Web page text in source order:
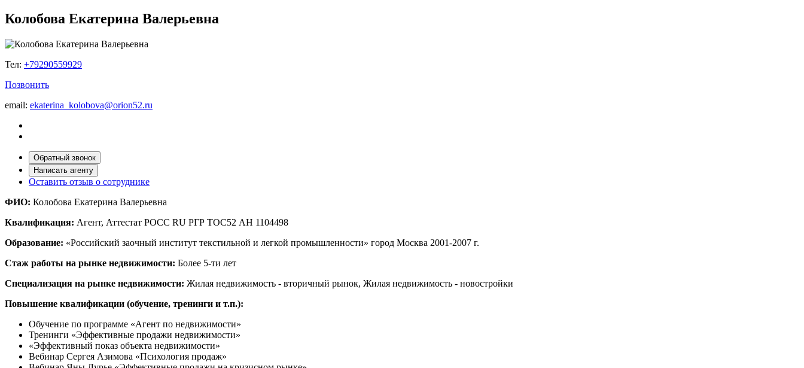
Колобова Екатерина Валерьевна
Тел: +79290559929
Позвонить
email: ekaterina_kolobova@orion52.ru
Обратный звонок
Написать агенту
Оставить отзыв о сотруднике
ФИО: Колобова Екатерина Валерьевна
Квалификация: Агент, Аттестат РОСС RU РГР ТОС52 АН 1104498
Образование: «Российский заочный институт текстильной и легкой промышленности» город Москва 2001-2007 г.
Стаж работы на рынке недвижимости: Более 5-ти лет
Специализация на рынке недвижимости: Жилая недвижимость - вторичный рынок, Жилая недвижимость - новостройки
Повышение квалификации (обучение, тренинги и т.п.):
Обучение по программе «Агент по недвижимости»
Тренинги «Эффективные продажи недвижимости»
«Эффективный показ объекта недвижимости»
Вебинар Сергея Азимова «Психология продаж»